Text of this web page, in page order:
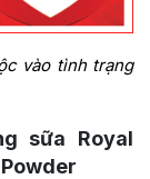
vào tình trạng
sữa Royal